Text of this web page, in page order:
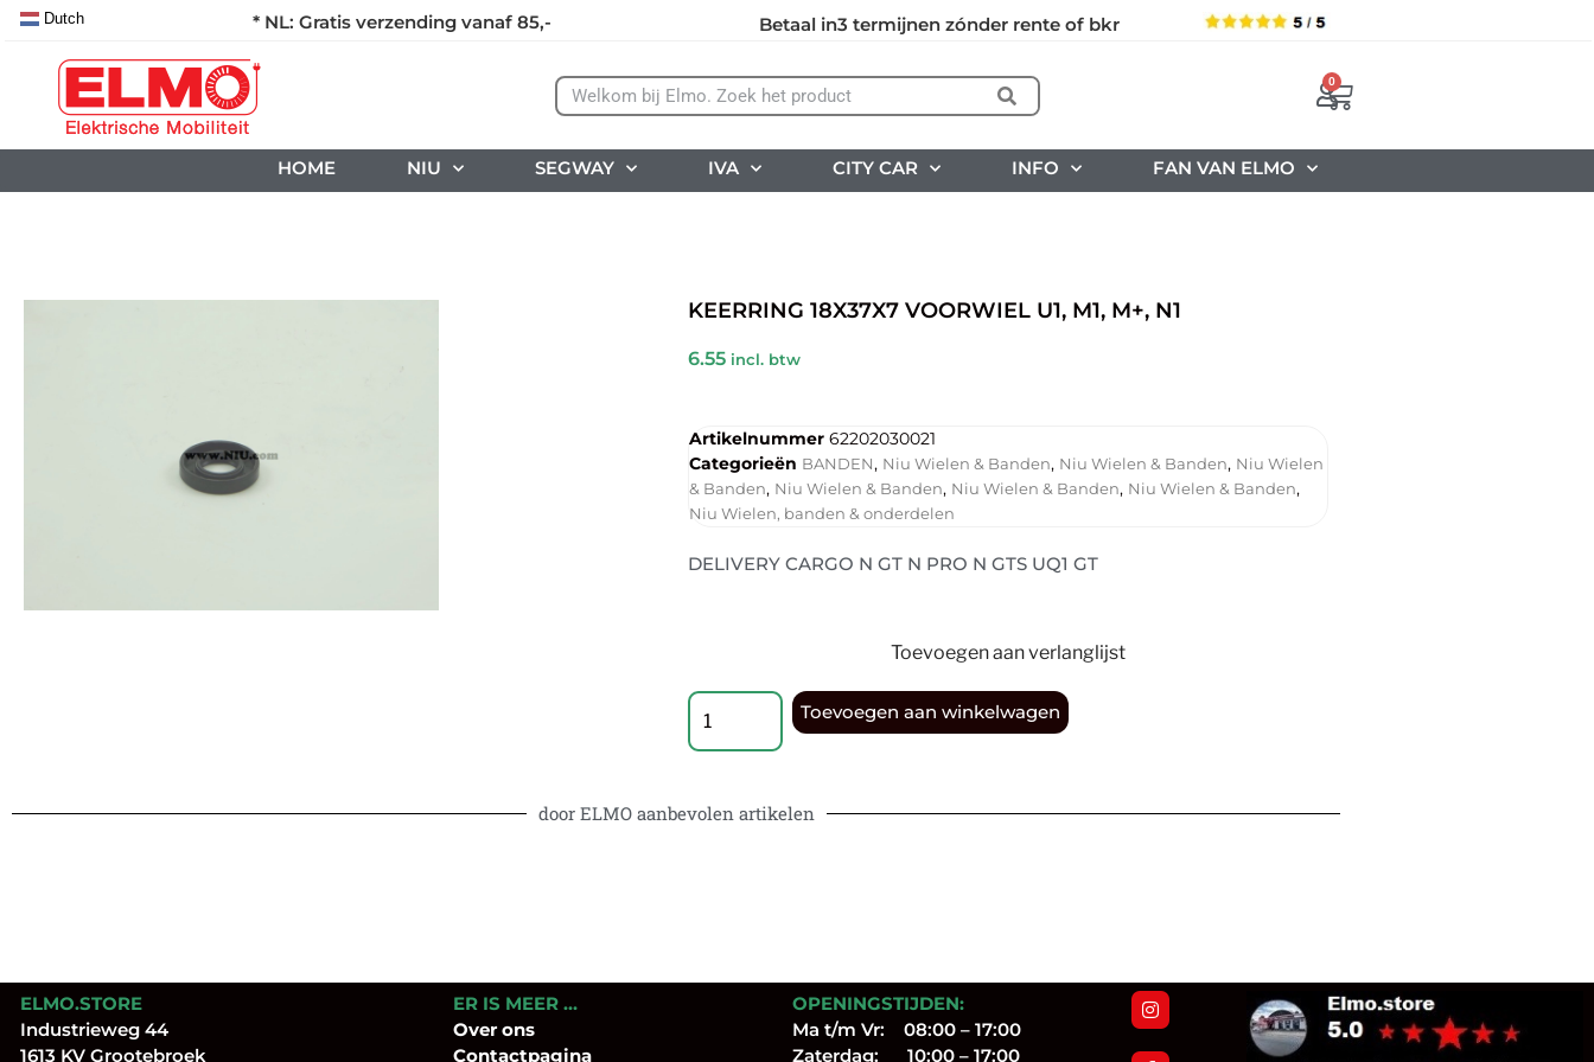
* NL: Gratis verzending vanaf 85,- Betaal in3 termijnen zónder rente of bkr
Dutch
0
HOME NIU SEGWAY IVA CITY CAR INFO FAN VAN ELMO
KEERRING 18X37X7 VOORWIEL U1, M1, M+, N1
6.55 incl. btw
Artikelnummer 62202030021
Categorieën BANDEN, Niu Wielen & Banden, Niu Wielen & Banden, Niu Wielen
& Banden, Niu Wielen & Banden, Niu Wielen & Banden, Niu Wielen & Banden,
Niu Wielen, banden & onderdelen
DELIVERY CARGO N GT N PRO N GTS UQ1 GT
Toevoegen aan verlanglijst
Toevoegen aan winkelwagen
door ELMO aanbevolen artikelen
ELMO.STORE
Industrieweg 44
1613 KV Grootebroek
ER IS MEER …
Over ons
Contactpagina
OPENINGSTIJDEN:
Ma t/m Vr: 08:00 – 17:00
Zaterdag: 10:00 – 17:00